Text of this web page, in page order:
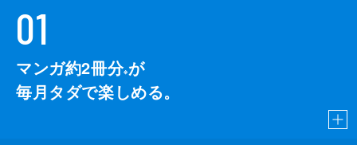
01
マンガ約2冊分※が
毎月タダで楽しめる。